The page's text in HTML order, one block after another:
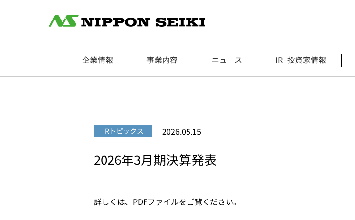
企業情報 事業内容 ニュース IR·投資家情報
IRトピックス 2026.05.15
2026年3月期決算発表
詳しくは、PDFファイルをご覧ください。